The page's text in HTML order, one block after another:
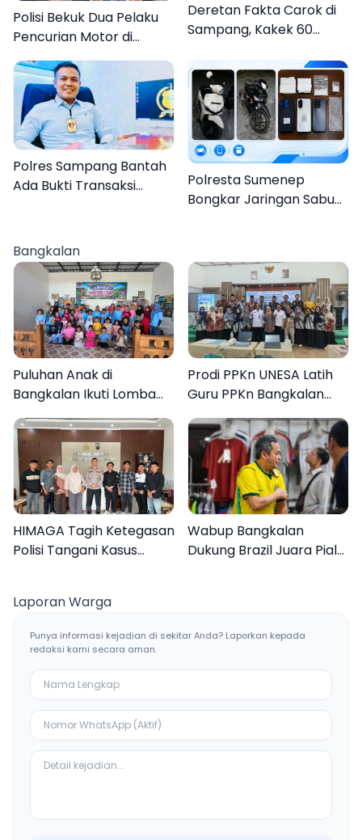
Polisi Bekuk Dua Pelaku
Pencurian Motor di
Bajrasokah Sampang
Deretan Fakta Carok di
Sampang, Kakek 60
Pria
Polres Sampang Bantah
Ada Bukti Transaksi
Polresta Sumenep
Bongkar Jaringan Sabu
Bangkalan
Puluhan Anak di
Bangkalan Ikuti Lomba
Mewarnai Bertema
Liburan Keluarga
Prodi PPKn UNESA Latih
Guru PPKn Bangkalan
dengan Pembelajaran
Inovasi Teknologi
HIMAGA Tagih Ketegasan
Polisi Tangani Kasus
Wabup Bangkalan
Dukung Brazil Juara Piala
Laporan Warga
Punya informasi kejadian di sekitar Anda? Laporkan kepada
redaksi kami secara aman.